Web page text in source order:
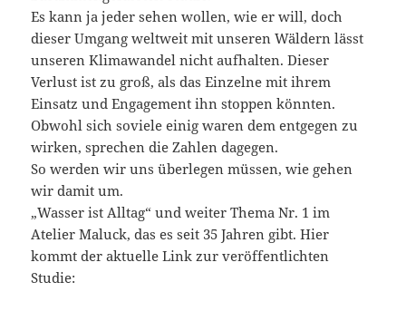
Es kann ja jeder sehen wollen, wie er will, doch
dieser Umgang weltweit mit unseren Wäldern lässt
unseren Klimawandel nicht aufhalten. Dieser
Verlust ist zu groß, als das Einzelne mit ihrem
Einsatz und Engagement ihn stoppen könnten.
Obwohl sich soviele einig waren dem entgegen zu
wirken, sprechen die Zahlen dagegen.
So werden wir uns überlegen müssen, wie gehen
wir damit um.
„Wasser ist Alltag“ und weiter Thema Nr. 1 im
Atelier Maluck, das es seit 35 Jahren gibt. Hier
kommt der aktuelle Link zur veröffentlichten
Studie: